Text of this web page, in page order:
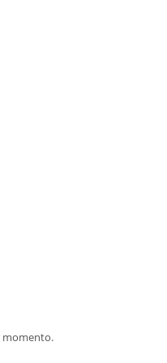
momento.